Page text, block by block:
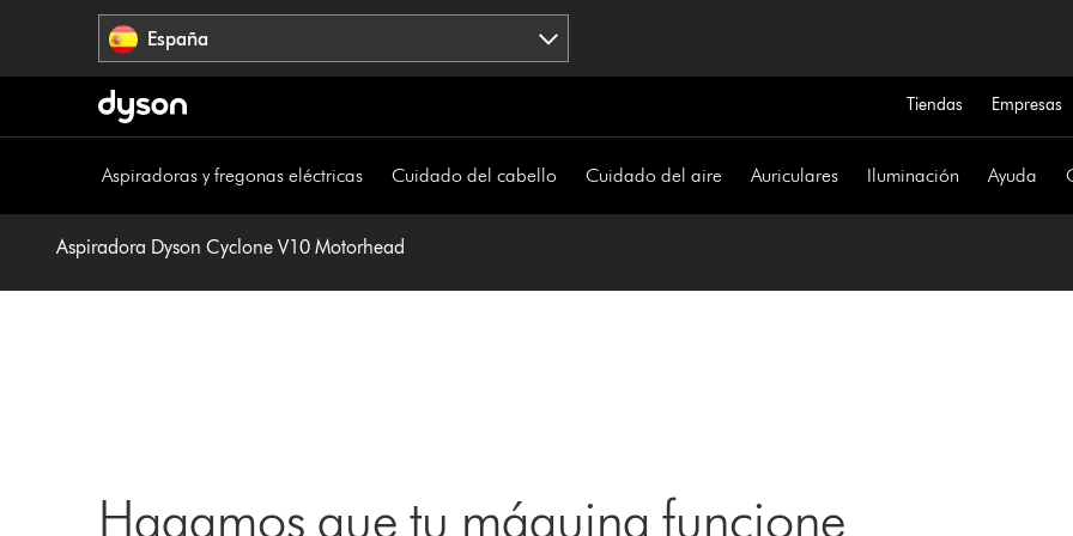
España
Tiendas Empresas
Aspiradoras y fregonas eléctricas Cuidado del cabello Cuidado del aire Auriculares Iluminación Ayuda
Aspiradora Dyson Cyclone V10 Motorhead
Hagamos que tu máquina funcione